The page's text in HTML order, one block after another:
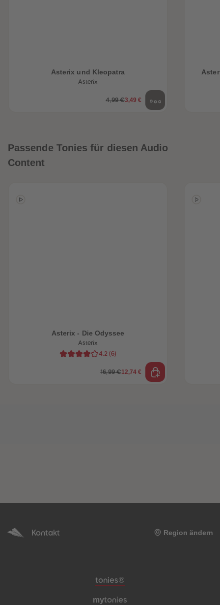
Asterix und Kleopatra
Asterix
4,99 €3,49 €
Passende Tonies für diesen Audio
Content
Asterix - Die Odyssee
Asterix
4.2 (6)
16,99 €12,74 €
Kontakt Region ändern
Meta-Navigation Footer
tonies®
mytonies